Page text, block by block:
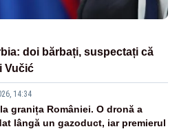
doi bărbați, suspectați că
Vučić
14:34
granița României. O dronă a
lângă un gazoduct, iar premierul